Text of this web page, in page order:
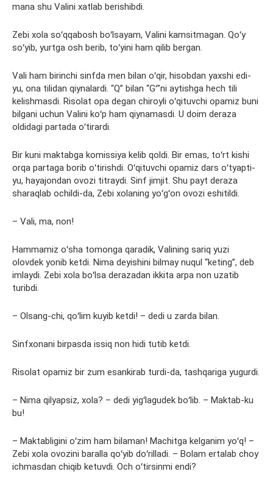
mana shu Valini xatlab berishibdi.
Zebi xola soʻqqabosh boʻlsayam, Valini kamsitmagan. Qoʻy
soʻyib, yurtga osh berib, toʻyini ham qilib bergan.
Vali ham birinchi sinfda men bilan oʻqir, hisobdan yaxshi edi-
yu, ona tilidan qiynalardi. “Q” bilan “Gʻ”ni aytishga hech tili
kelishmasdi. Risolat opa degan chiroyli oʻqituvchi opamiz buni
bilgani uchun Valini koʻp ham qiynamasdi. U doim deraza
oldidagi partada oʻtirardi.
Bir kuni maktabga komissiya kelib qoldi. Bir emas, toʻrt kishi
orqa partaga borib oʻtirishdi. Oʻqituvchi opamiz dars oʻtyapti-
yu, hayajondan ovozi titraydi. Sinf jimjit. Shu payt deraza
sharaqlab ochildi-da, Zebi xolaning yoʻgʻon ovozi eshitildi.
– Vali, ma, non!
Hammamiz oʻsha tomonga qaradik, Valining sariq yuzi
olovdek yonib ketdi. Nima deyishini bilmay nuqul “keting”, deb
imlaydi. Zebi xola boʻlsa derazadan ikkita arpa non uzatib
turibdi.
– Olsang-chi, qoʻlim kuyib ketdi! – dedi u zarda bilan.
Sinfxonani birpasda issiq non hidi tutib ketdi.
Risolat opamiz bir zum esankirab turdi-da, tashqariga yugurdi.
– Nima qilyapsiz, xola? – dedi yigʻlagudek boʻlib. – Maktab-ku
bu!
– Maktabligini oʻzim ham bilaman! Machitga kelganim yoʻq! –
Zebi xola ovozini baralla qoʻyib doʻrilladi. – Bolam ertalab choy
ichmasdan chiqib ketuvdi. Och oʻtirsinmi endi?